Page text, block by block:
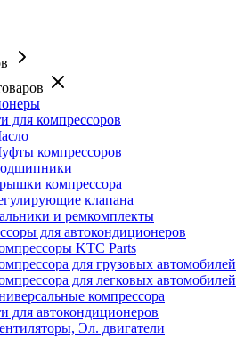
для компрессоров
компрессоров
компрессора
клапана
и ремкомплекты
для автокондиционеров
KTC Parts
для грузовых автомобилей
для легковых автомобилей
компрессора
для автокондиционеров
Эл. двигатели